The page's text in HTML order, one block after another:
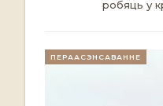
робяць у
ПЕРААСЭНСАВАННЕ